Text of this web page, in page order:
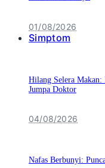
01/08/2026
Simptom
Hilang Selera Makan:
Jumpa Doktor
04/08/2026
Nafas Berbunyi: